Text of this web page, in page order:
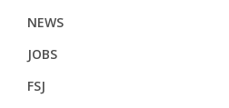
NEWS
JOBS
FSJ